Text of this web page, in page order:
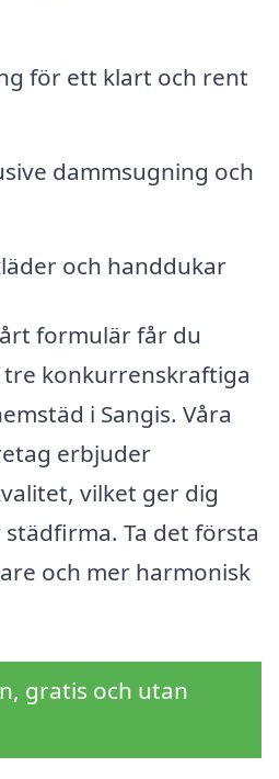
för ett klart och rent
dammsugning och
och handdukar
formulär får du
konkurrenskraftiga
i Sangis. Våra
erbjuder
vilket ger dig
Ta det första
och mer harmonisk
gratis och utan